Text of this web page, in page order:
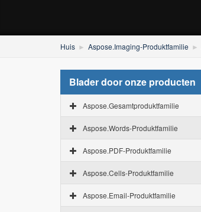
Huis Aspose.Imaging-Produktfamilie
Blader door onze producten
Aspose.Gesamtproduktfamilie
Aspose.Words-Produktfamilie
Aspose.PDF-Produktfamilie
Aspose.Cells-Produktfamilie
Aspose.Email-Produktfamilie